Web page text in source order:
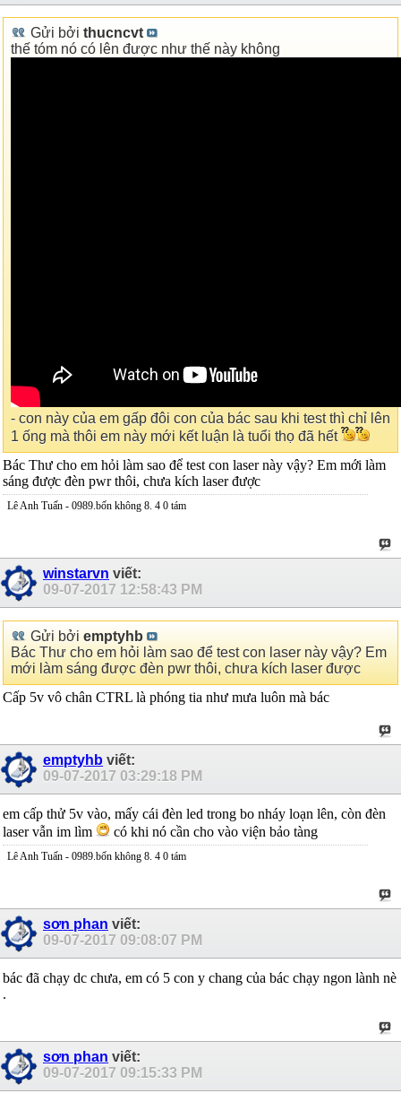
Gửi bởi thucncvt
thế tóm nó có lên được như thế này không
- con này của em gấp đôi con của bác sau khi test thì chỉ lên
1 ống mà thôi em này mới kết luận là tuổi thọ đã hết
Bác Thư cho em hỏi làm sao để test con laser này vậy? Em mới làm
sáng được đèn pwr thôi, chưa kích laser được
Lê Anh Tuấn - 0989.bốn không 8. 4 0 tám
winstarvn viết:
09-07-2017 12:58:43 PM
Gửi bởi emptyhb
Bác Thư cho em hỏi làm sao để test con laser này vậy? Em
mới làm sáng được đèn pwr thôi, chưa kích laser được
Cấp 5v vô chân CTRL là phóng tia như mưa luôn mà bác
emptyhb viết:
09-07-2017 03:29:18 PM
em cấp thử 5v vào, mấy cái đèn led trong bo nháy loạn lên, còn đèn
laser vẫn im lìm
có khi nó cần cho vào viện bảo tàng
Lê Anh Tuấn - 0989.bốn không 8. 4 0 tám
sơn phan viết:
09-07-2017 09:08:07 PM
bác đã chạy dc chưa, em có 5 con y chang của bác chạy ngon lành nè
.
sơn phan viết:
09-07-2017 09:15:33 PM